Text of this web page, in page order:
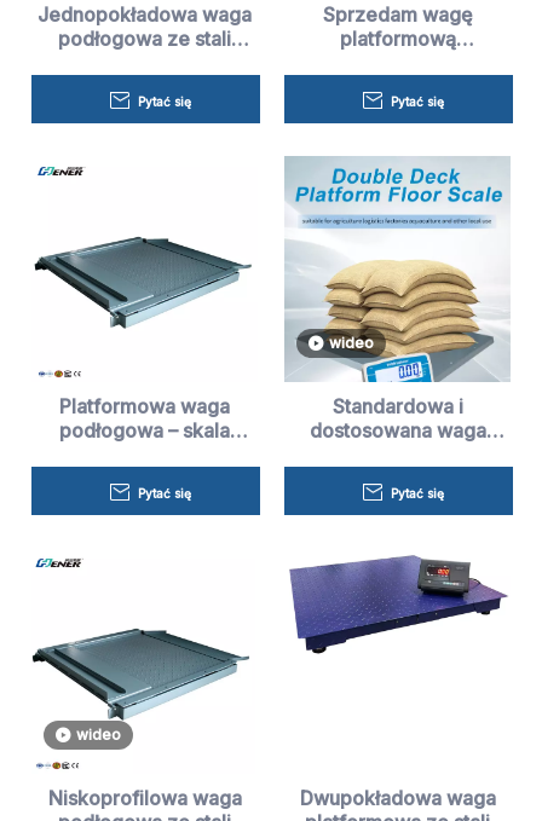
Jednopokładowa waga
podłogowa ze stali
Pytać się
Sprzedam wagę
platformową
Pytać się
Platformowa waga
podłogowa – skala
Pytać się
wideo
Standardowa i
dostosowana waga
Pytać się
wideo
Niskoprofilowa waga
Dwupokładowa waga